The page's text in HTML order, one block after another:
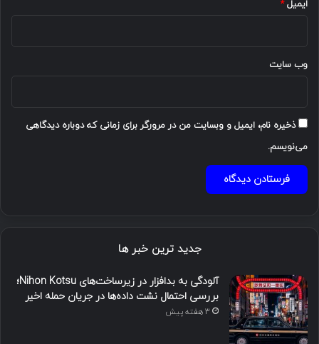
ایمیل*
وب‌ سایت
ذخیره نام، ایمیل و وبسایت من در مرورگر برای زمانی که دوباره دیدگاهی
می‌نویسم.
جدید ترین خبر ها
آلودگی به بدافزار در زیرساخت‌های Nihon Kotsu؛
بررسی احتمال نشت داده‌ها در جریان حمله اخیر
3 هفته پیش